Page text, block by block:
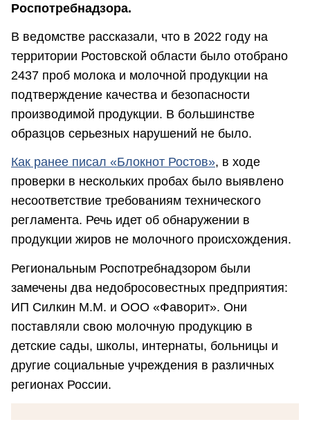
Роспотребнадзора.
В ведомстве рассказали, что в 2022 году на
территории Ростовской области было отобрано
2437 проб молока и молочной продукции на
подтверждение качества и безопасности
производимой продукции. В большинстве
образцов серьезных нарушений не было.
Как ранее писал «Блокнот Ростов», в ходе
проверки в нескольких пробах было выявлено
несоответствие требованиям технического
регламента. Речь идет об обнаружении в
продукции жиров не молочного происхождения.
Региональным Роспотребнадзором были
замечены два недобросовестных предприятия:
ИП Силкин М.М. и ООО «Фаворит». Они
поставляли свою молочную продукцию в
детские сады, школы, интернаты, больницы и
другие социальные учреждения в различных
регионах России.